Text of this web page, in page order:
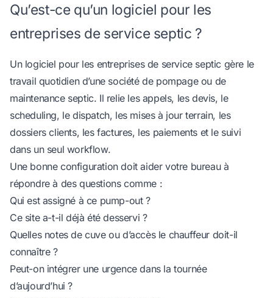
Qu’est-ce qu’un logiciel pour les
entreprises de service septic ?
Un logiciel pour les entreprises de service septic gère le
travail quotidien d’une société de pompage ou de
maintenance septic. Il relie les appels, les devis, le
scheduling, le dispatch, les mises à jour terrain, les
dossiers clients, les factures, les paiements et le suivi
dans un seul workflow.
Une bonne configuration doit aider votre bureau à
répondre à des questions comme :
Qui est assigné à ce pump-out ?
Ce site a-t-il déjà été desservi ?
Quelles notes de cuve ou d’accès le chauffeur doit-il
connaître ?
Peut-on intégrer une urgence dans la tournée
d’aujourd’hui ?